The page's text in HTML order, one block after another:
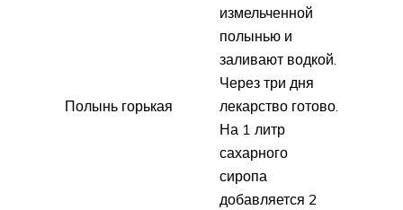
Полынь горькая
измельченной
полынью и
заливают водкой.
Через три дня
лекарство готово.
На 1 литр
сахарного
сиропа
добавляется 2